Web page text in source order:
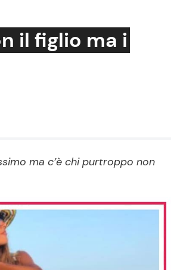
Le Ricette in TV
Ricette Facili e Veloci
Ricette Feste
il figlio ma i
ma c’è chi purtroppo non